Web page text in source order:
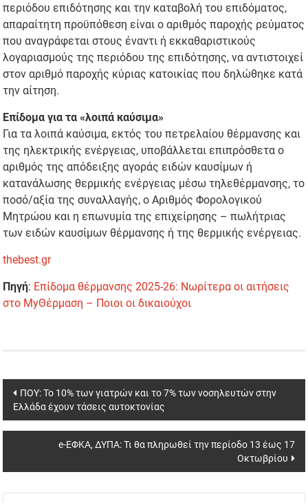
περιόδου επιδότησης και την καταβολή του επιδόματος,
απαραίτητη προϋπόθεση είναι ο αριθμός παροχής ρεύματος
που αναγράφεται στους έναντι ή εκκαθαριστικούς
λογαριασμούς της περιόδου της επιδότησης, να αντιστοιχεί
στον αριθμό παροχής κύριας κατοικίας που δηλώθηκε κατά
την αίτηση.
Επίδομα για τα «λοιπά καύσιμα»
Για τα λοιπά καύσιμα, εκτός του πετρελαίου θέρμανσης και
της ηλεκτρικής ενέργειας, υποβάλλεται επιπρόσθετα ο
αριθμός της απόδειξης αγοράς ειδών καυσίμων ή
κατανάλωσης θερμικής ενέργειας μέσω τηλεθέρμανσης, το
ποσό/αξία της συναλλαγής, ο Αριθμός Φορολογικού
Μητρώου και η επωνυμία της επιχείρησης – πωλήτριας
των ειδών καυσίμων θέρμανσης ή της θερμικής ενέργειας.
thebest.gr
Πηγή: Επίδομα θέρμανσης 2025-26: Νωρίτερα οι αιτήσεις
στο MyΘέρμαση – Ποιοι οι δικαιούχοι
Post
navigation
ΠΟΥ: Το 10% των γιατρών και το 7% των νοσηλευτών στην
Ελλάδα έχουν τάσεις αυτοκτονίας
e-ΕΦΚΑ, ΔΥΠΑ: Τι θα πληρωθεί την περίοδο 13 έως 17
Οκτωβρίου